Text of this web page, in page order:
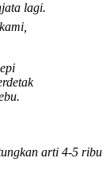
lagi.
arti 4-5 ribu